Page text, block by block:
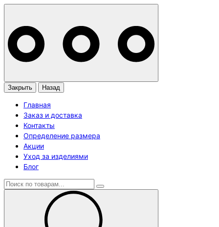
Закрыть Назад
Главная
Заказ и доставка
Контакты
Определение размера
Акции
Уход за изделиями
Блог